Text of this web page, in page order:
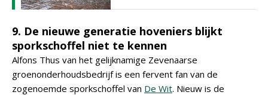
9. De nieuwe generatie hoveniers blijkt
sporkschoffel niet te kennen
Alfons Thus van het gelijknamige Zevenaarse
groenonderhoudsbedrijf is een fervent fan van de
zogenoemde sporkschoffel van De Wit. Nieuw is de